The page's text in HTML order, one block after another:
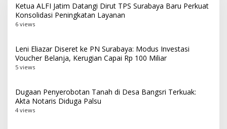
Ketua ALFI Jatim Datangi Dirut TPS Surabaya Baru Perkuat
Konsolidasi Peningkatan Layanan
6 views
Leni Eliazar Diseret ke PN Surabaya: Modus Investasi
Voucher Belanja, Kerugian Capai Rp 100 Miliar
5 views
Dugaan Penyerobotan Tanah di Desa Bangsri Terkuak:
Akta Notaris Diduga Palsu
4 views